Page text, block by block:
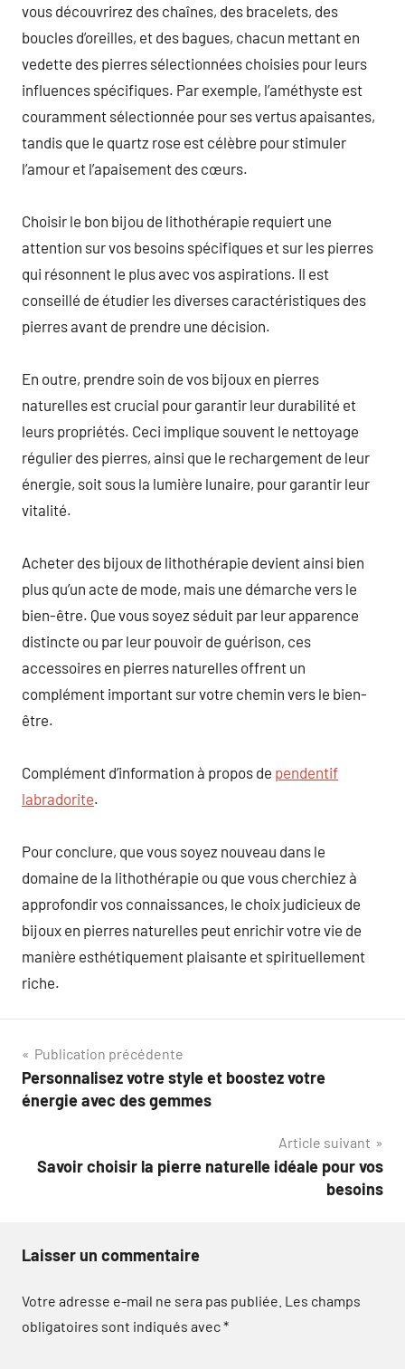
vous découvrirez des chaînes, des bracelets, des
boucles d’oreilles, et des bagues, chacun mettant en
vedette des pierres sélectionnées choisies pour leurs
influences spécifiques. Par exemple, l’améthyste est
couramment sélectionnée pour ses vertus apaisantes,
tandis que le quartz rose est célèbre pour stimuler
l’amour et l’apaisement des cœurs.
Choisir le bon bijou de lithothérapie requiert une
attention sur vos besoins spécifiques et sur les pierres
qui résonnent le plus avec vos aspirations. Il est
conseillé de étudier les diverses caractéristiques des
pierres avant de prendre une décision.
En outre, prendre soin de vos bijoux en pierres
naturelles est crucial pour garantir leur durabilité et
leurs propriétés. Ceci implique souvent le nettoyage
régulier des pierres, ainsi que le rechargement de leur
énergie, soit sous la lumière lunaire, pour garantir leur
vitalité.
Acheter des bijoux de lithothérapie devient ainsi bien
plus qu’un acte de mode, mais une démarche vers le
bien-être. Que vous soyez séduit par leur apparence
distincte ou par leur pouvoir de guérison, ces
accessoires en pierres naturelles offrent un
complément important sur votre chemin vers le bien-
être.
Complément d’information à propos de pendentif
labradorite.
Pour conclure, que vous soyez nouveau dans le
domaine de la lithothérapie ou que vous cherchiez à
approfondir vos connaissances, le choix judicieux de
bijoux en pierres naturelles peut enrichir votre vie de
manière esthétiquement plaisante et spirituellement
riche.
Navigation
de
Publication précédente
Personnalisez votre style et boostez votre
énergie avec des gemmes
Article suivant
Savoir choisir la pierre naturelle idéale pour vos
besoins
Laisser un commentaire
Votre adresse e-mail ne sera pas publiée. Les champs
obligatoires sont indiqués avec*